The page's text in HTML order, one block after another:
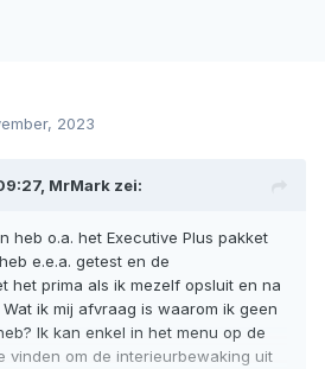
2023
MrMark zei:
heb o.a. het Executive Plus pakket
e.e.a. getest en de
het prima als ik mezelf opsluit en na
ik mij afvraag is waarom ik geen
Ik kan enkel in het menu op de
vinden om de interieurbewaking uit